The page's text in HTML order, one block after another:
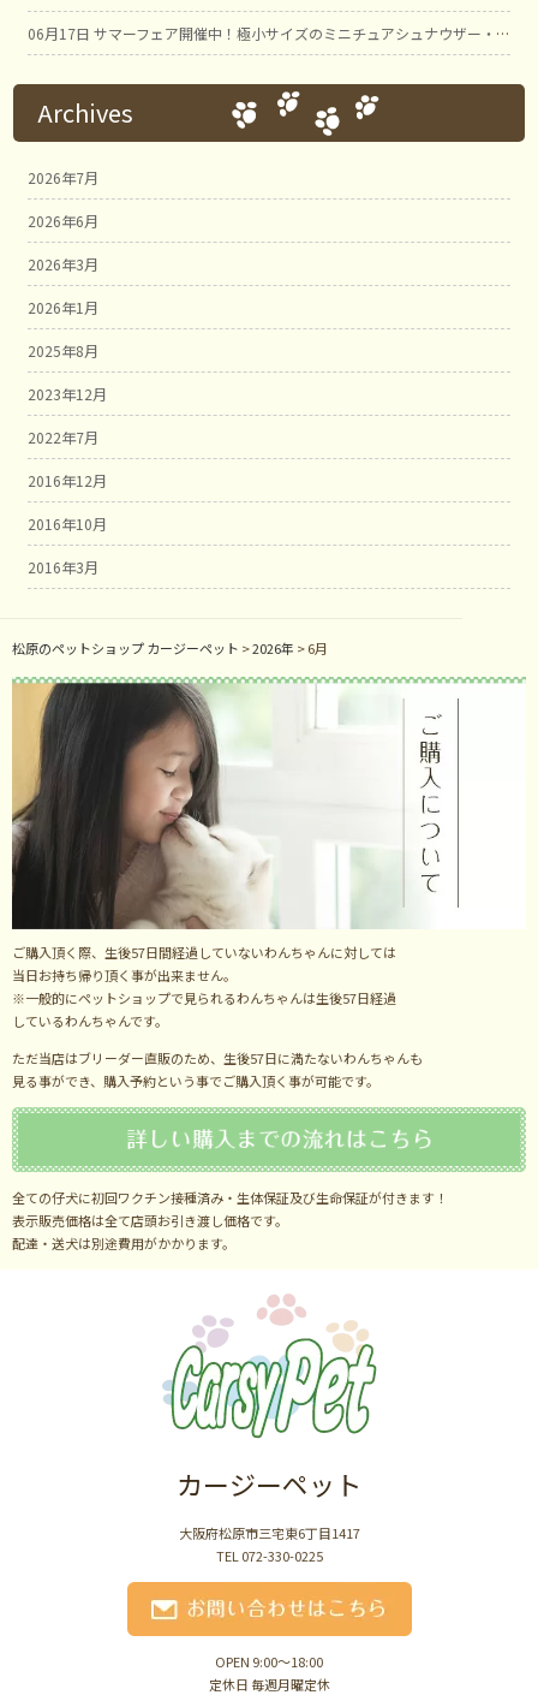
06月17日 サマーフェア開催中！極小サイズのミニチュアシュナウザー・ブラック＆シルバー男の子① ことBaby
Archives
2026年7月
2026年6月
2026年3月
2026年1月
2025年8月
2023年12月
2022年7月
2016年12月
2016年10月
2016年3月
松原のペットショップ カージーペット >2026年 >6月
ご購入頂く際、生後57日間経過していないわんちゃんに対しては
当日お持ち帰り頂く事が出来ません。
※一般的にペットショップで見られるわんちゃんは生後57日経過
しているわんちゃんです。
ただ当店はブリーダー直販のため、生後57日に満たないわんちゃんも
見る事ができ、購入予約という事でご購入頂く事が可能です。
全ての仔犬に初回ワクチン接種済み・生体保証及び生命保証が付きます！
表示販売価格は全て店頭お引き渡し価格です。
配達・送犬は別途費用がかかります。
カージーペット
大阪府松原市三宅東6丁目1417
TEL 072-330-0225
OPEN 9:00～18:00
定休日 毎週月曜定休